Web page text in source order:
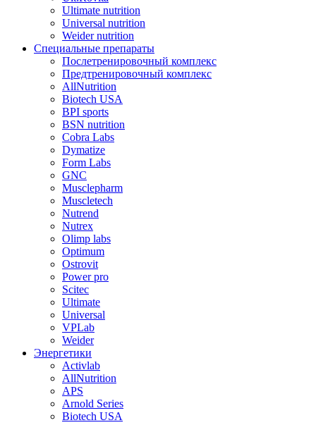
Ultimate nutrition
Universal nutrition
Weider nutrition
Специальные препараты
Послетренировочный комплекс
Предтренировочный комплекс
AllNutrition
Biotech USA
BPI sports
BSN nutrition
Cobra Labs
Dymatize
Form Labs
GNC
Musclepharm
Muscletech
Nutrend
Nutrex
Olimp labs
Optimum
Ostrovit
Power pro
Scitec
Ultimate
Universal
VPLab
Weider
Энергетики
Activlab
AllNutrition
APS
Arnold Series
Biotech USA